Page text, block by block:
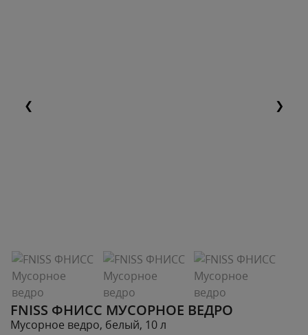
❮ ❯
FNISS ФНИСС МУСОРНОЕ ВЕДРО
Мусорное ведро, белый, 10 л